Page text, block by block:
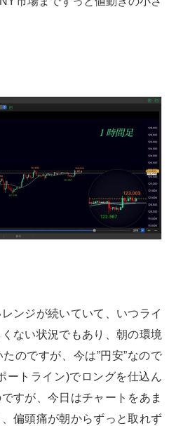
ンジが続いていて、いつライ
ない状況でもあり、朝の環境
のですが、今は”円安”なので
ートライン)でロングを仕込ん
すが、今日はチャートをあま
偏頭痛が朝からずっと取れず